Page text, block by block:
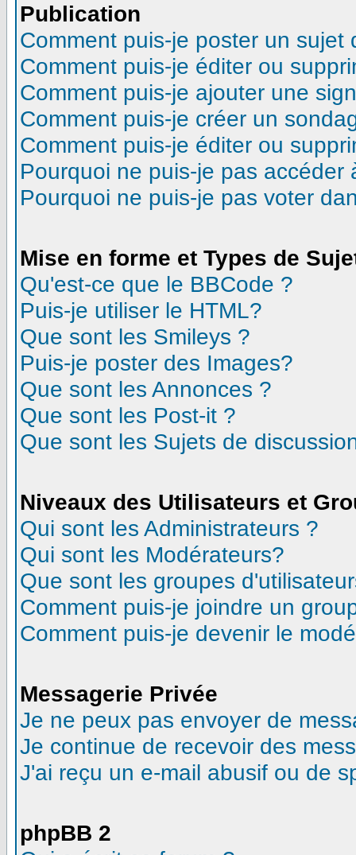
Publication
Comment puis-je poster un sujet
Comment puis-je éditer ou
Comment puis-je ajouter une
Comment puis-je créer un
Comment puis-je éditer ou
Pourquoi ne puis-je pas accéder
Pourquoi ne puis-je pas voter
Mise en forme et Types de
Qu'est-ce que le BBCode ?
Puis-je utiliser le HTML?
Que sont les Smileys ?
Puis-je poster des Images?
Que sont les Annonces ?
Que sont les Post-it ?
Que sont les Sujets de
Niveaux des Utilisateurs et
Qui sont les Administrateurs ?
Qui sont les Modérateurs?
Que sont les groupes
Comment puis-je joindre un
Comment puis-je devenir le
Messagerie Privée
Je ne peux pas envoyer de
Je continue de recevoir des
J'ai reçu un e-mail abusif ou de
phpBB 2